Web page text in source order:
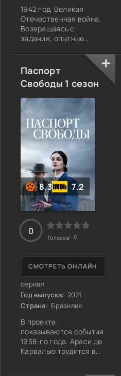
1942 год, Великая
Отечественная война.
Возвращаясь с
задания, опытные
Алексей и Егор
Брошины —
сталкиваются с
немецким снайпером-
ассом Венглером. В
результате дуэли Егор
погибает, а Алексей
получает тяжелое
ранение и попадает в
госпиталь. Едва
восстановившись, он
рвется на фронт,
Паспорт
Свободы 1 сезон
8.3 7.2
сериал
Год выпуска: 2021
Страна: Бразилия
В проекте
показываются события
1938-го года. Араси де
Карвалью трудится в
СМОТРЕТЬ ОНЛАЙН
0
Голосов: 0